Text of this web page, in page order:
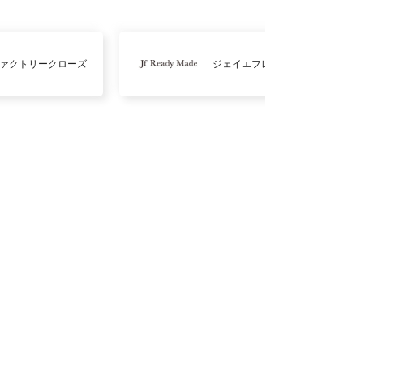
クトリークローズ ジェイエフレディメイド